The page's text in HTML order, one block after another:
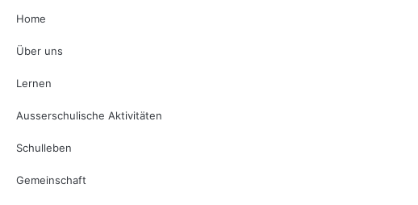
Home
Über uns
Lernen
Ausserschulische Aktivitäten
Schulleben
Gemeinschaft